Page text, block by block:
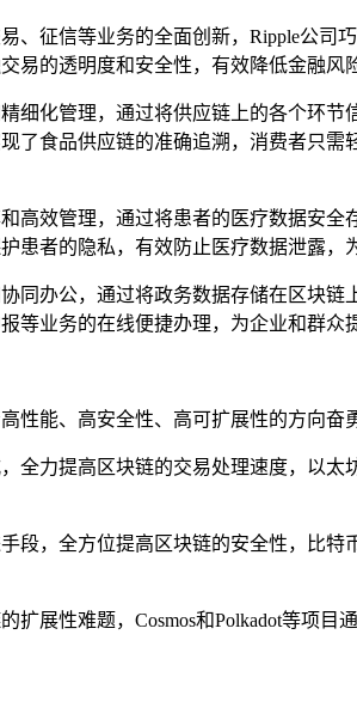
征信等业务的全面创新，Ripple公司
的透明度和安全性，有效降低金融风
化管理，通过将供应链上的各个环节
食品供应链的准确追溯，消费者只
高效管理，通过将患者的医疗数据安全
者的隐私，有效防止医疗数据泄露，
同办公，通过将政务数据存储在区块
业务的在线便捷办理，为企业和群众
性能、高安全性、高可扩展性的方向奋
力提高区块链的交易处理速度，以太
，全方位提高区块链的安全性，比
展性难题，Cosmos和Polkadot等项